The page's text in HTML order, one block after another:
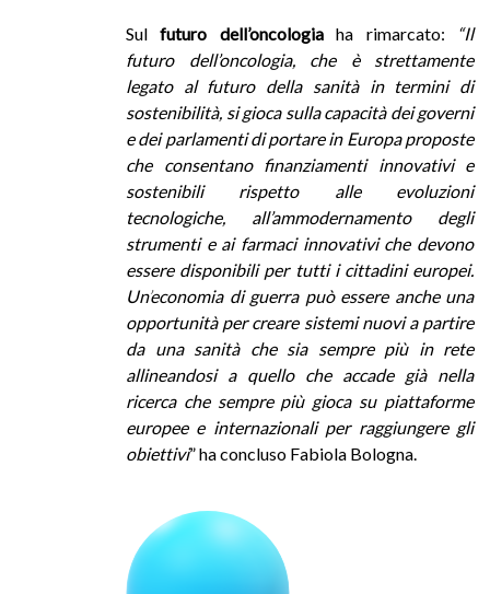
Sulfuturo dell’oncologiaha rimarcato: “Il
futuro dell’oncologia, che è strettamente
legato al futuro della sanità in termini di
sostenibilità, si gioca sulla capacità dei governi
e dei parlamenti di portare in Europa proposte
che consentano finanziamenti innovativi e
sostenibili rispetto alle evoluzioni
tecnologiche, all’ammodernamento degli
strumenti e ai farmaci innovativi che devono
essere disponibili per tutti i cittadini europei.
Un’economia di guerra può essere anche una
opportunità per creare sistemi nuovi a partire
da una sanità che sia sempre più in rete
allineandosi a quello che accade già nella
ricerca che sempre più gioca su piattaforme
europee e internazionali per raggiungere gli
obiettivi” ha concluso Fabiola Bologna.